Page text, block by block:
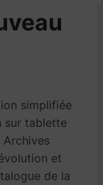
simplifiée
sur tablette
Archives
et
de la